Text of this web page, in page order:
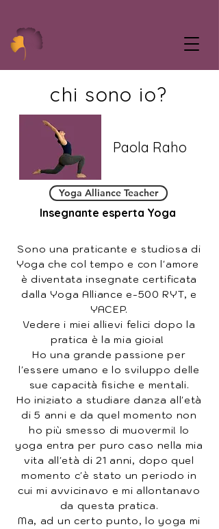
chi sono io?
Paola Raho
Yoga Alliance Teacher
Insegnante esperta Yoga
Sono una praticante e studiosa di
Yoga che col tempo e con l'amore
è diventata insegnate certificata
dalla Yoga Alliance e-500 RYT, e
YACEP.
Vedere i miei allievi felici dopo la
pratica è la mia gioia!
Ho una grande passione per
l'essere umano e lo sviluppo delle
sue capacità fisiche e mentali.
Ho iniziato a studiare danza all'età
di 5 anni e da quel momento non
ho più smesso di muovermi! lo
yoga entra per puro caso nella mia
vita all'età di 21 anni, dopo quel
momento c'è stato un periodo in
cui mi avvicinavo e mi allontanavo
da questa pratica.
Ma, ad un certo punto, lo yoga mi